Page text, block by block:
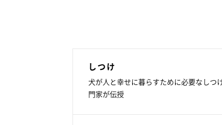
しつけ
犬が人と幸せに暮らすために必要なしつ
門家が伝授